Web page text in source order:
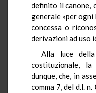
definito il canone,
generale «per
concessa o
derivazioni ad uso
Alla luce della
costituzionale,
dunque, che, in
comma 7, del d.l.